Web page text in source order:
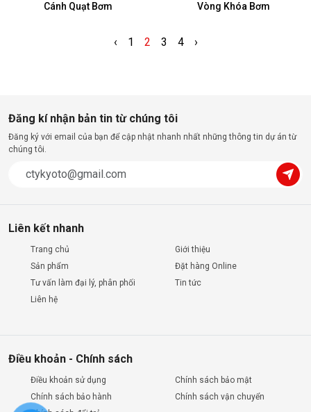
Cánh Quạt Bơm Vòng Khóa Bơm
‹ 1 2 3 4 ›
Đăng kí nhận bản tin từ chúng tôi
Đăng ký với email của bạn để cập nhật nhanh nhất những thông tin dự án từ
chúng tôi.
Liên kết nhanh
Trang chủ
Giới thiệu
Sản phẩm
Đặt hàng Online
Tư vấn làm đại lý, phân phối
Tin tức
Liên hệ
Điều khoản - Chính sách
Điều khoản sử dụng
Chính sách bảo mật
Chính sách bảo hành
Chính sách vận chuyển